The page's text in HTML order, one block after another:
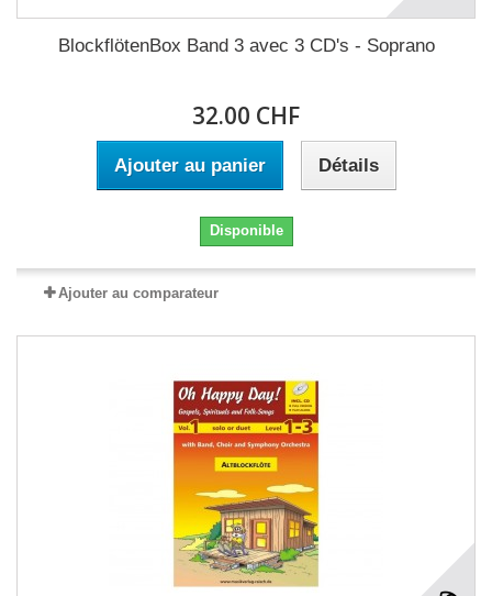
BlockflötenBox Band 3 avec 3 CD's - Soprano
32.00 CHF
Ajouter au panier Détails
Disponible
Ajouter au comparateur